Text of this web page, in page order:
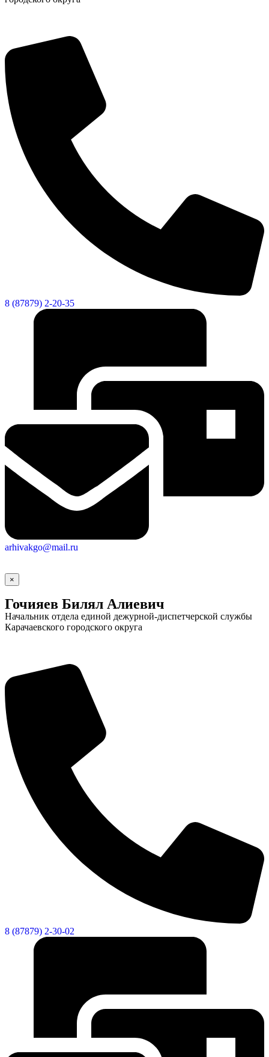
8 (87879) 2-20-35
arhivakgo@mail.ru
×
Гочияев Билял Алиевич
Начальник отдела единой дежурной-диспетчерской службы
Карачаевского городского округа
8 (87879) 2-30-02